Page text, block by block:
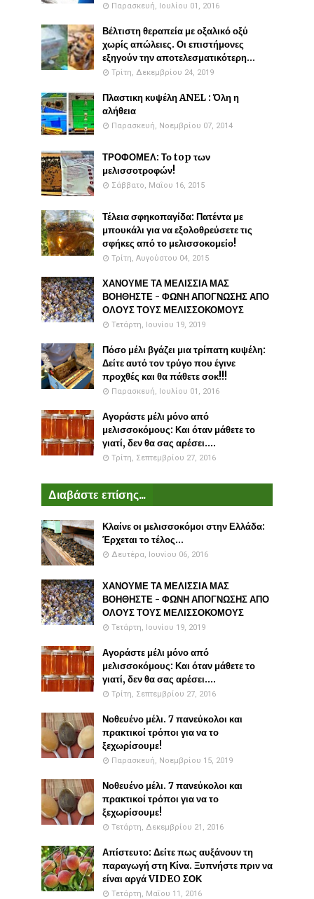
Παρασκευή, Ιουλίου 01, 2016
Βέλτιστη θεραπεία με οξαλικό οξύ
χωρίς απώλειες. Οι επιστήμονες
εξηγούν την αποτελεσματικότερη...
Τρίτη, Δεκεμβρίου 24, 2019
Πλαστικη κυψέλη ANEL : Όλη η
αλήθεια
Παρασκευή, Νοεμβρίου 07, 2014
ΤΡΟΦΟΜΕΛ: Το top των
μελισσοτροφών!
Σάββατο, Μαΐου 16, 2015
Τέλεια σφηκοπαγίδα: Πατέντα με
μπουκάλι για να εξολοθρεύσετε τις
σφήκες από το μελισσοκομείο!
Τρίτη, Αυγούστου 04, 2015
ΧΑΝΟΥΜΕ ΤΑ ΜΕΛΙΣΣΙΑ ΜΑΣ
ΒΟΗΘΗΣΤΕ - ΦΩΝΗ ΑΠΟΓΝΩΣΗΣ ΑΠΟ
ΟΛΟΥΣ ΤΟΥΣ ΜΕΛΙΣΣΟΚΟΜΟΥΣ
Τετάρτη, Ιουνίου 19, 2019
Πόσο μέλι βγάζει μια τρίπατη κυψέλη:
Δείτε αυτό τον τρύγο που έγινε
προχθές και θα πάθετε σοκ!!!
Παρασκευή, Ιουλίου 01, 2016
Αγοράστε μέλι μόνο από
μελισσοκόμους: Και όταν μάθετε το
γιατί, δεν θα σας αρέσει....
Τρίτη, Σεπτεμβρίου 27, 2016
Διαβάστε επίσης...
Κλαίνε οι μελισσοκόμοι στην Ελλάδα:
Έρχεται το τέλος...
Δευτέρα, Ιουνίου 06, 2016
ΧΑΝΟΥΜΕ ΤΑ ΜΕΛΙΣΣΙΑ ΜΑΣ
ΒΟΗΘΗΣΤΕ - ΦΩΝΗ ΑΠΟΓΝΩΣΗΣ ΑΠΟ
ΟΛΟΥΣ ΤΟΥΣ ΜΕΛΙΣΣΟΚΟΜΟΥΣ
Τετάρτη, Ιουνίου 19, 2019
Αγοράστε μέλι μόνο από
μελισσοκόμους: Και όταν μάθετε το
γιατί, δεν θα σας αρέσει....
Τρίτη, Σεπτεμβρίου 27, 2016
Νοθευένο μέλι. 7 πανεύκολοι και
πρακτικοί τρόποι για να το
ξεχωρίσουμε!
Παρασκευή, Νοεμβρίου 15, 2019
Νοθευένο μέλι. 7 πανεύκολοι και
πρακτικοί τρόποι για να το
ξεχωρίσουμε!
Τετάρτη, Δεκεμβρίου 21, 2016
Απίστευτο: Δείτε πως αυξάνουν τη
παραγωγή στη Κίνα. Ξυπνήστε πριν να
είναι αργά VIDEO ΣΟΚ
Τετάρτη, Μαΐου 11, 2016